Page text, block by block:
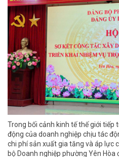
Trong bối cảnh kinh tế thế giới tiếp
động của doanh nghiệp chịu tác
chi phí sản xuất gia tăng và áp lực
bộ Doanh nghiệp phường Yên